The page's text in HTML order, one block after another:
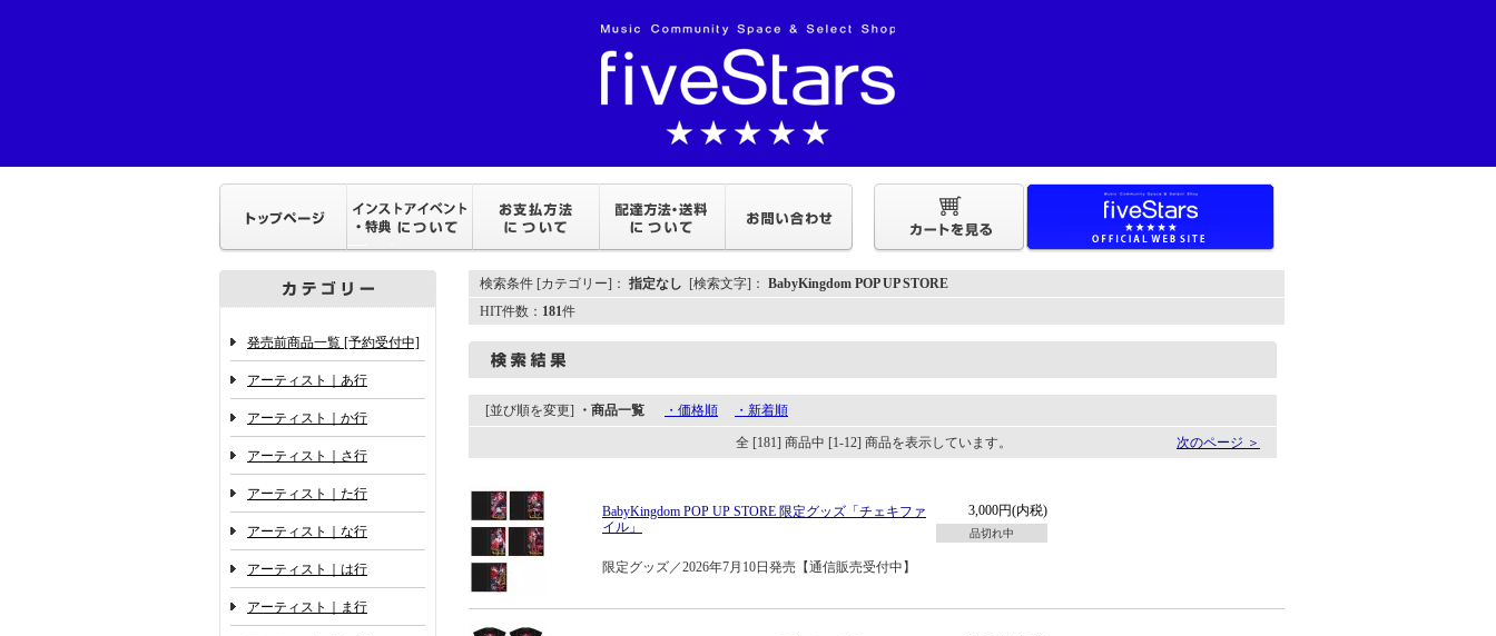
発売前商品一覧 [予約受付中]
アーティスト｜あ行
アーティスト｜か行
アーティスト｜さ行
アーティスト｜た行
アーティスト｜な行
アーティスト｜は行
アーティスト｜ま行
検索条件 [カテゴリー]： 指定なし [検索文字]： BabyKingdom POP UP STORE
HIT件数： 181件
[並び順を変更] ・商品一覧 ・価格順 ・新着順
全 [181] 商品中 [1-12] 商品を表示しています。 次のページ ＞
BabyKingdom POP UP STORE 限定グッズ「チェキファ
イル」
3,000円(内税)
品切れ中
限定グッズ／2026年7月10日発売【通信販売受付中】